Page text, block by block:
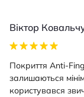
Віктор
Покриття Anti-
залишаються
користувався